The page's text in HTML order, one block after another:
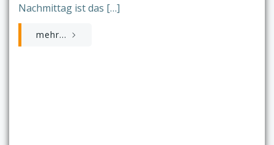
Nachmittag ist das […]
mehr...